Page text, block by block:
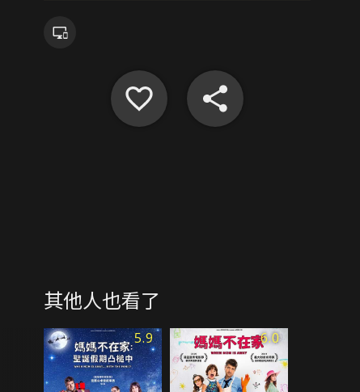
其他人也看了
5.9 6.0